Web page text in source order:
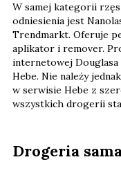
W samej kategorii
odniesienia jest
Trendmarkt. Oferuje
aplikator i remover.
internetowej
Hebe. Nie należy
w serwisie Hebe z
wszystkich drogerii
Drogeria